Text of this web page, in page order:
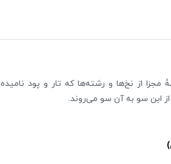
از نخ‌ها و رشته‌ها که تار و پود نامیده
این سو به آن سو می‌روند.